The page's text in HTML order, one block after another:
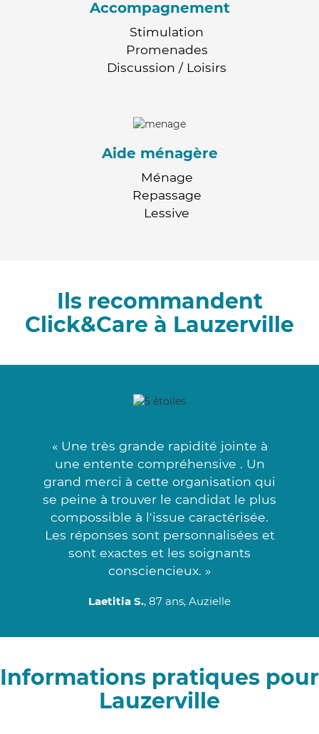
Accompagnement
Stimulation
Promenades
Discussion / Loisirs
Aide ménagère
Ménage
Repassage
Lessive
Ils recommandent
Click&Care à Lauzerville
« Une très grande rapidité jointe à
une entente compréhensive . Un
grand merci à cette organisation qui
se peine à trouver le candidat le plus
compossible à l'issue caractérisée.
Les réponses sont personnalisées et
sont exactes et les soignants
consciencieux. »
Laetitia S., 87 ans, Auzielle
Informations pratiques pour
Lauzerville